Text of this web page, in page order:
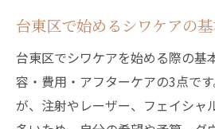
シワ対策にかかる費用
台東区でのシワケア効
予算別に見た台東区の
台東区で始めるシワケアの
台東区でシワケアを始める際の基
容・費用・アフターケアの3点で
が、注射やレーザー、フェイシャ